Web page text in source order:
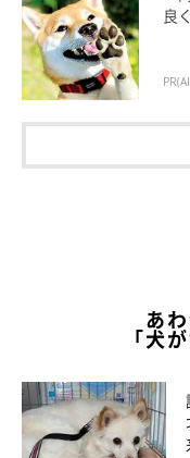
良
あ
「犬